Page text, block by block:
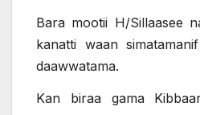
Bara mootii H/Sillaasee
kanatti waan
daawwatama.
Kan biraa gama